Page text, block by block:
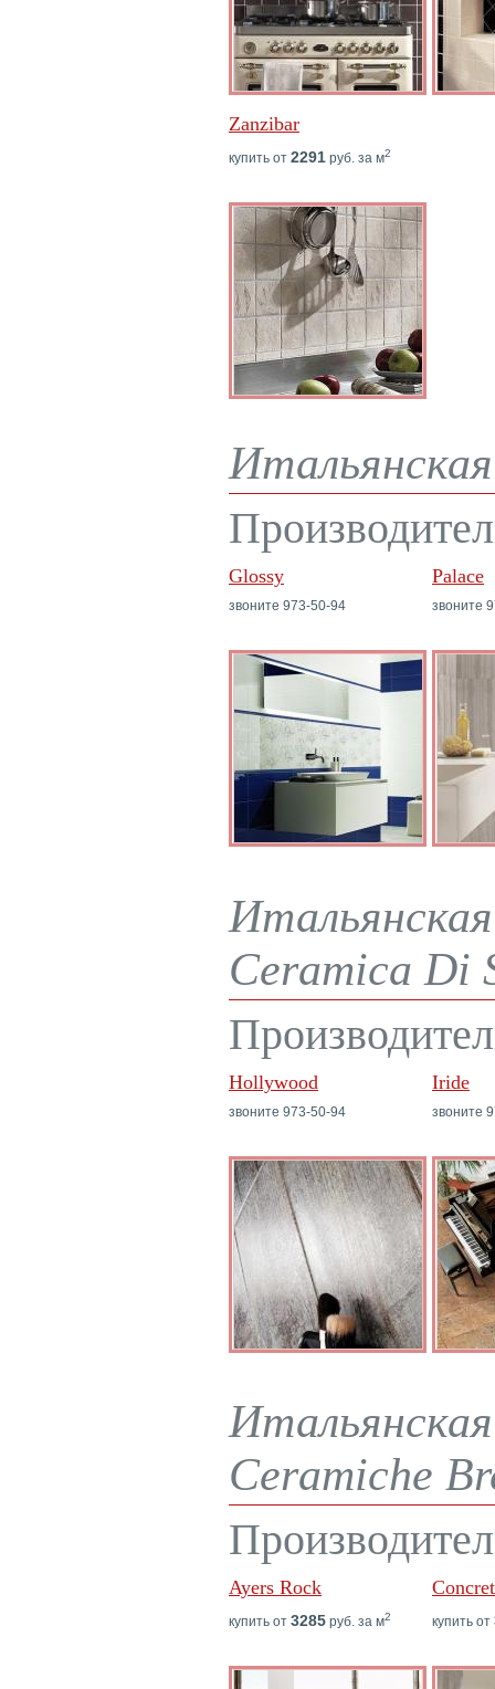
Zanzibar
купить от 2291 руб. за м2
Glossy
звоните 973-50-94
Palace
звоните
Ceramica Di
Hollywood
звоните 973-50-94
Iride
звоните
Ceramiche
Ayers Rock
купить от 3285 руб. за м2 купить от